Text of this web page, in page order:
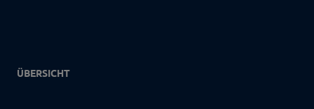
ÜBERSICHT